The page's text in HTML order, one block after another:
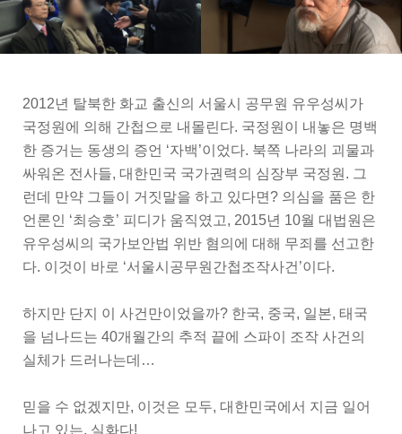
2012년 탈북한 화교 출신의 서울시 공무원 유우성씨가
국정원에 의해 간첩으로 내몰린다. 국정원이 내놓은 명백
한 증거는 동생의 증언 ‘자백’이었다. 북쪽 나라의 괴물과
싸워온 전사들, 대한민국 국가권력의 심장부 국정원. 그
런데 만약 그들이 거짓말을 하고 있다면? 의심을 품은 한
언론인 ‘최승호’ 피디가 움직였고, 2015년 10월 대법원은
유우성씨의 국가보안법 위반 혐의에 대해 무죄를 선고한
다. 이것이 바로 ‘서울시공무원간첩조작사건’이다.
하지만 단지 이 사건만이었을까? 한국, 중국, 일본, 태국
을 넘나드는 40개월간의 추적 끝에 스파이 조작 사건의
실체가 드러나는데…
믿을 수 없겠지만, 이것은 모두, 대한민국에서 지금 일어
나고 있는, 실화다!